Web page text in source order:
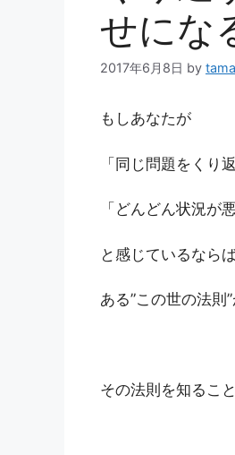
せにな
2017年6月8日 by
もしあなたが
「同じ問題をくり
「どんどん状況が
と感じているならば
ある”この世の法則
その法則を知るこ